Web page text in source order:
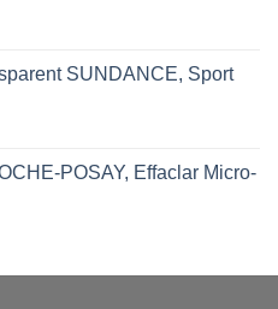
SUNDANCE, Sport
POSAY, Effaclar Micro-